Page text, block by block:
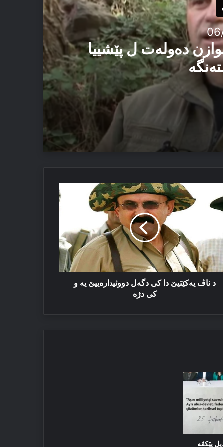
دەولەت ل پێشییا
ئاستەنگە
دا
د ناڤ یەكێتیێ دا كی دگەل دووئیدارەییێ یە و
كی دژە
پێکڤە